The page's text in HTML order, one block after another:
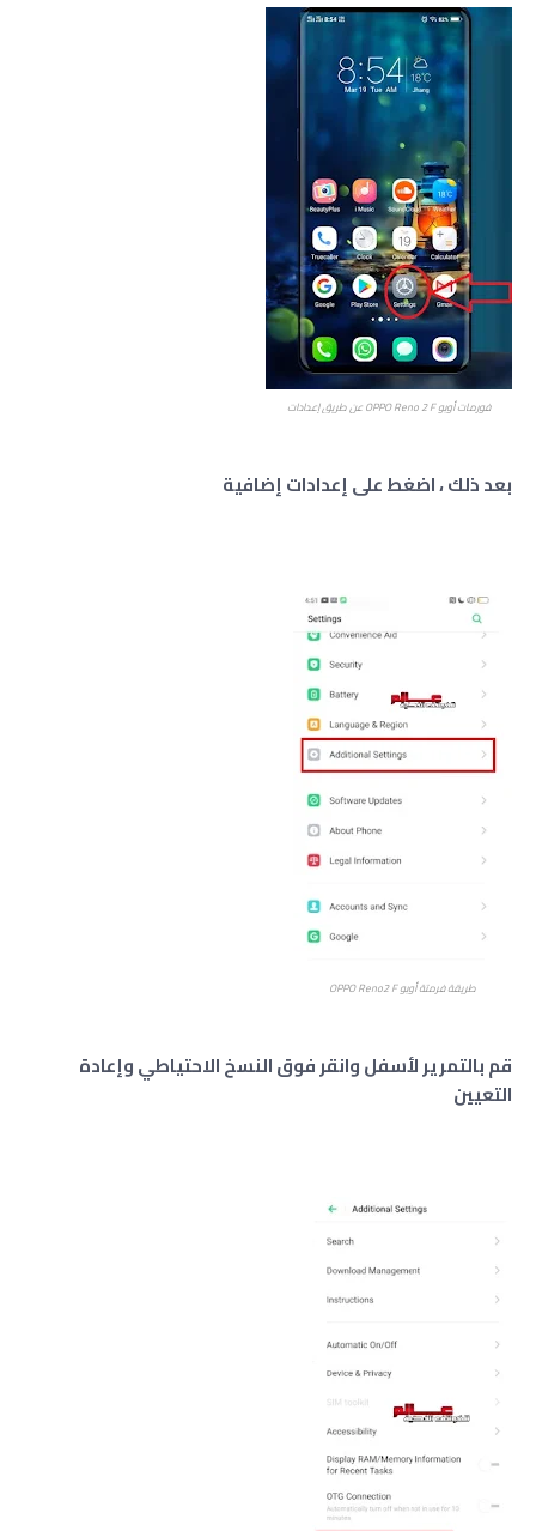
فورمات أوبو OPPO Reno 2 F عن طريق إعدادات
بعد ذلك ، اضغط على إعدادات إضافية
طريقة فرمتة أوبو OPPO Reno2 F
قم بالتمرير لأسفل وانقر فوق النسخ الاحتياطي وإعادة
التعيين